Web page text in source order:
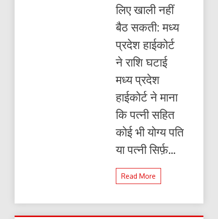
के
खाली
नहीं
बैठ
सकती:
मध्य
लिए खाली नहीं
बैठ सकती: मध्य
प्रदेश हाईकोर्ट
ने राशि घटाई
मध्य प्रदेश
हाईकोर्ट ने माना
कि पत्नी सहित
कोई भी योग्य पति
या पत्नी सिर्फ़...
Read More